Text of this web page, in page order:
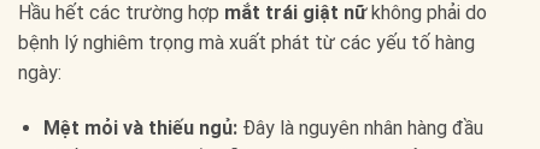
Hầu hết các trường hợp mắt trái giật nữkhông phải do
bệnh lý nghiêm trọng mà xuất phát từ các yếu tố hàng
ngày:
Mệt mỏi và thiếu ngủ:Đây là nguyên nhân hàng đầu